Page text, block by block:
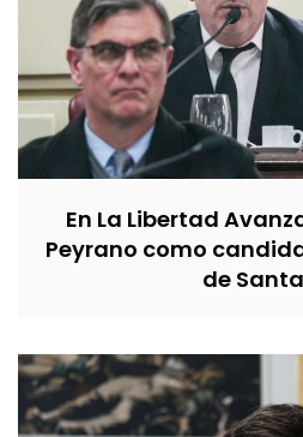
En La Libertad
Peyrano como
de